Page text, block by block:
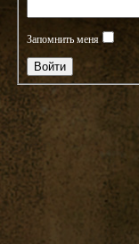
Запомнить меня